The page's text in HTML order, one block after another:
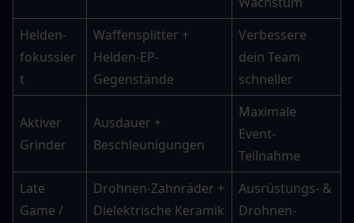
Helden-
fokussier
t
Waffensplitter +
Helden-EP-
Gegenstände
Verbessere
dein Team
schneller
Aktiver
Grinder
Ausdauer +
Beschleunigungen
Maximale
Event-
Teilnahme
Late
Game /
Drohnen-Zahnräder +
Dielektrische Keramik
Ausrüstungs- &
Drohnen-